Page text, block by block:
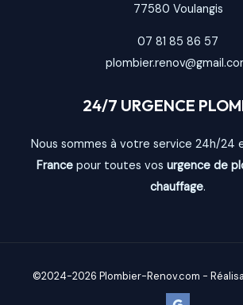
77580 Voulangis
07 81 85 86 57
24/7 URGENCE
Nous sommes à votre service 24h/24
Francepour toutes vos urgence de
chauffage.
©2024-2026 Plombier-Renov.com -